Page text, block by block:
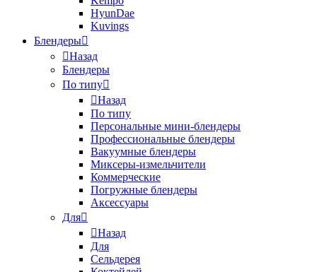
HyunDae
Kuvings
Блендеры
Назад
Блендеры
По типу
Назад
По типу
Персональные мини-блендеры
Профессиональные блендеры
Вакуумные блендеры
Миксеры-измельчители
Коммерческие
Погружные блендеры
Аксессуары
Для
Назад
Для
Сельдерея